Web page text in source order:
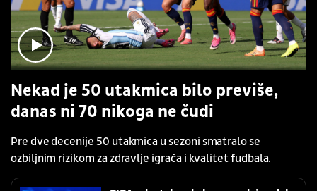
Nekad je 50 utakmica bilo previše,
danas ni 70 nikoga ne čudi
Pre dve decenije 50 utakmica u sezoni smatralo se
ozbiljnim rizikom za zdravlje igrača i kvalitet fudbala.